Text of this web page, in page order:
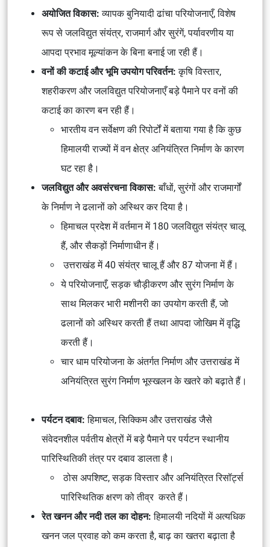
अयोजित विकास: व्यापक बुनियादी ढांचा परियोजनाएँ, विशेष
रूप से जलविद्युत संयंत्र, राजमार्ग और सुरंगें, पर्यावरणीय या
आपदा प्रभाव मूल्यांकन के बिना बनाई जा रही हैं।
वनों की कटाई और भूमि उपयोग परिवर्तन: कृषि विस्तार,
शहरीकरण और जलविद्युत परियोजनाएँ बड़े पैमाने पर वनों की
कटाई का कारण बन रही हैं।
भारतीय वन सर्वेक्षणकी रिपोर्टों में बताया गया है कि कुछ
हिमालयी राज्यों में वन क्षेत्र अनियंत्रित निर्माण के कारण
घट रहा है।
जलविद्युत और अवसंरचना विकास: बाँधों, सुरंगों और राजमार्गों
के निर्माण ने ढलानों को अस्थिर कर दिया है।
हिमाचल प्रदेश में वर्तमान में 180 जलविद्युत संयंत्र चालू
हैं, और सैकड़ों निर्माणाधीन हैं।
उत्तराखंड में 40 संयंत्र चालू हैं और 87 योजना में हैं।
ये परियोजनाएँ, सड़क चौड़ीकरण और सुरंग निर्माण के
साथ मिलकर भारी मशीनरी का उपयोग करती हैं, जो
ढलानों को अस्थिर करती हैं तथा आपदा जोखिम में वृद्धि
करती हैं।
चार धाम परियोजनाके अंतर्गत निर्माण और उत्तराखंड में
अनियंत्रित सुरंग निर्माण भूस्खलन के खतरे को बढ़ाते हैं।
पर्यटन दबाव: हिमाचल, सिक्किम और उत्तराखंड जैसे
संवेदनशील पर्वतीय क्षेत्रों में बड़े पैमाने पर पर्यटन स्थानीय
पारिस्थितिकी तंत्र पर दबाव डालता है।
ठोस अपशिष्ट, सड़क विस्तार और अनियंत्रित रिसॉर्ट्स
पारिस्थितिक क्षरण को तीव्र करते हैं।
रेत खनन और नदी तल का दोहन: हिमालयी नदियों में अत्यधिक
खनन जल प्रवाह को कम करता है, बाढ़ का खतरा बढ़ाता है